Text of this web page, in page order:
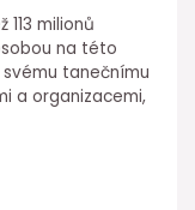
113 milionů
na této
tanečnímu
a organizacemi,